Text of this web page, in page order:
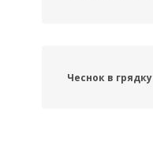
Чеснок в грядку